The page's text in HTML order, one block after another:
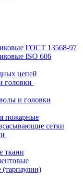
ГОСТ 13568-97
ISO 606
цепей
головки
и головки
пожарные
сетки
ткани
(тарпаулин)